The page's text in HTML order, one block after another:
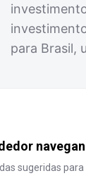
para Brasil,
sugeridas